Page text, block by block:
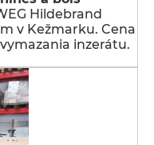
Hildebrand
v Kežmarku. Cena
inzerátu.